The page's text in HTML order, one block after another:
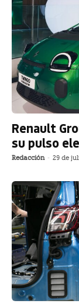
Renault
su pulso
Redacción - 29 de